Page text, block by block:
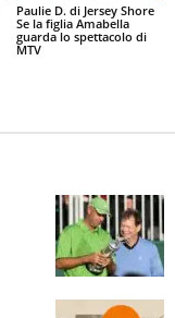
Paulie D. di Jersey Shore
Se la figlia Amabella
guarda lo spettacolo di
MTV